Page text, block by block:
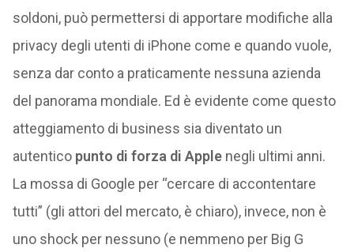
soldoni, può permettersi di apportare modifiche alla
privacy degli utenti di iPhone come e quando vuole,
senza dar conto a praticamente nessuna azienda
del panorama mondiale. Ed è evidente come questo
atteggiamento di business sia diventato un
autentico punto di forza di Applenegli ultimi anni.
La mossa di Google per “cercare di accontentare
tutti” (gli attori del mercato, è chiaro), invece, non è
uno shock per nessuno (e nemmeno per Big G